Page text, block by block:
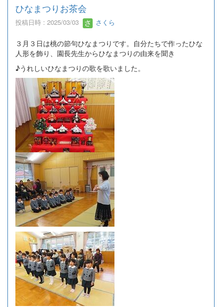
ひなまつりお茶会
投稿日時 : 2025/03/03 さくら
３月３日は桃の節句ひなまつりです。自分たちで作ったひな
人形を飾り、園長先生からひなまつりの由来を聞き
♪うれしいひなまつりの歌を歌いました。